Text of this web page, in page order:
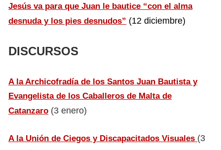
Jesús va para que Juan le bautice “con el alma
desnuda y los pies desnudos” (12 diciembre)
DISCURSOS
A la Archicofradía de los Santos Juan Bautista y
Evangelista de los Caballeros de Malta de
Catanzaro (3 enero)
A la Unión de Ciegos y Discapacitados Visuales (3